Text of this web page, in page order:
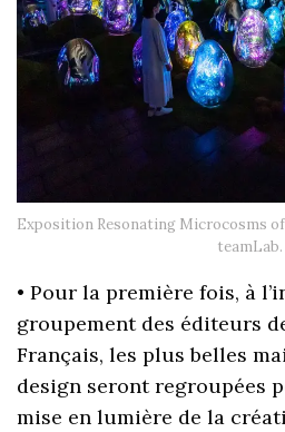
Exposition Resonating Microcosms
teamLab.
• Pour la première fois, à
groupement des éditeurs
Français, les plus belles
design seront regroupées
mise en lumière de la